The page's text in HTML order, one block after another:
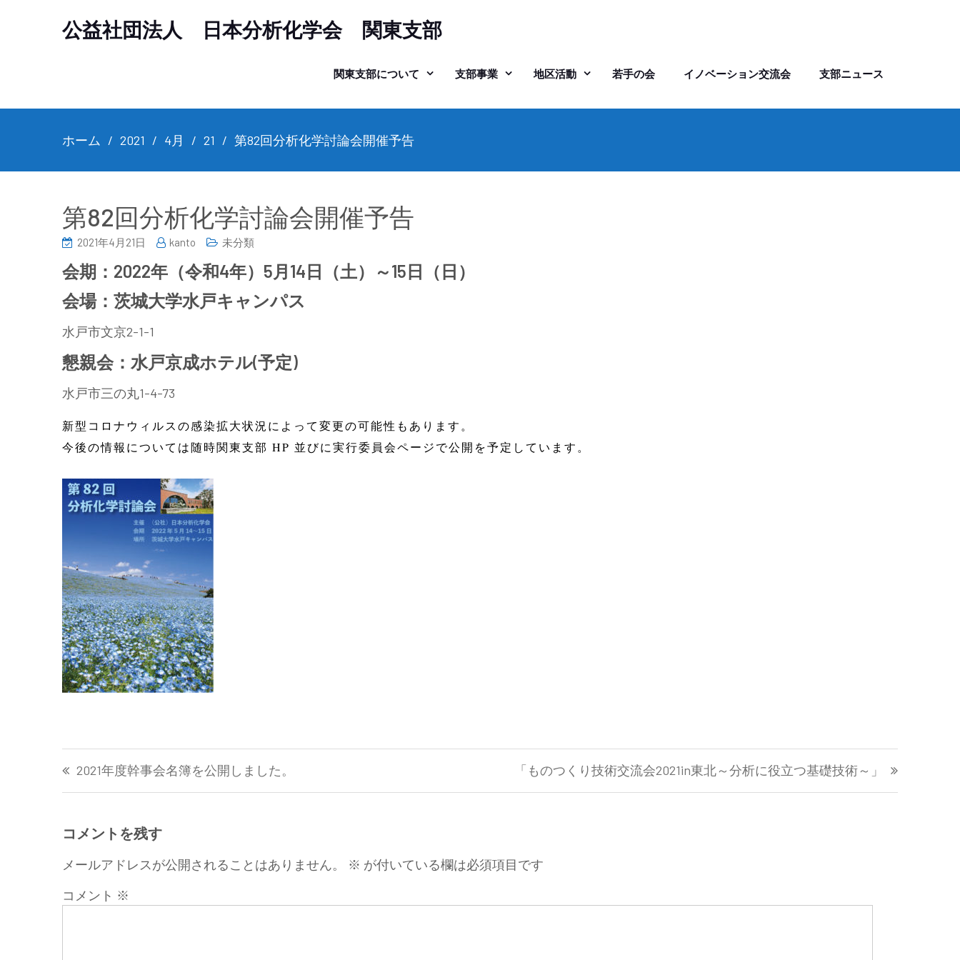
公益社団法人 日本分析化学会 関東支部
関東支部について 支部事業 地区活動 若手の会 イノベーション交流会 支部ニュース
ホーム 2021 4月 21 第82回分析化学討論会開催予告
第82回分析化学討論会開催予告
2021年4月21日 kanto 未分類
会期：2022年（令和4年）5月14日（土）～15日（日）
会場：茨城大学水戸キャンパス
水戸市文京2-1-1
懇親会：水戸京成ホテル(予定)
水戸市三の丸1-4-73
新型コロナウィルスの感染拡大状況によって変更の可能性もあります。
今後の情報については随時関東支部 HP 並びに実行委員会ページで公開を予定しています。
稿
ナ
ゲ
シ
ョ
ン
2021年度幹事会名簿を公開しました。 「ものつくり技術交流会2021in東北～分析に役立つ基礎技術～」
コメントを残す
メールアドレスが公開されることはありません。 ※ が付いている欄は必須項目です
コメント ※